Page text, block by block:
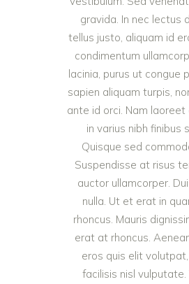
gravida. In nec lectus
tellus justo, aliquam id
condimentum
lacinia, purus ut congue
sapien aliquam turpis,
ante id orci. Nam laoreet
in varius nibh finibus
Quisque sed
Suspendisse at risus
auctor ullamcorper.
nulla. Ut et erat in
rhoncus. Mauris
erat at rhoncus.
eros quis elit
facilisis nisl vulputate.